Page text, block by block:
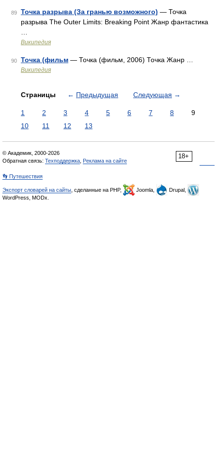
89 Точка разрыва (За гранью возможного) — Точка
разрыва The Outer Limits: Breaking Point Жанр фантастика
Википедия
90 Точка (фильм — Точка (фильм, 2006) Точка Жанр …
Википедия
Страницы ← Предыдущая Следующая →
1 2 3 4 5 6 7 8
9
10
11 12 13
18+
© Академик, 2000-2026
Обратная связь: Техподдержка Реклама на сайте
👣 Путешествия
Экспорт словарей на сайты , сделанные на PHP, Joomla,
Drupal,
WordPress, MODx.